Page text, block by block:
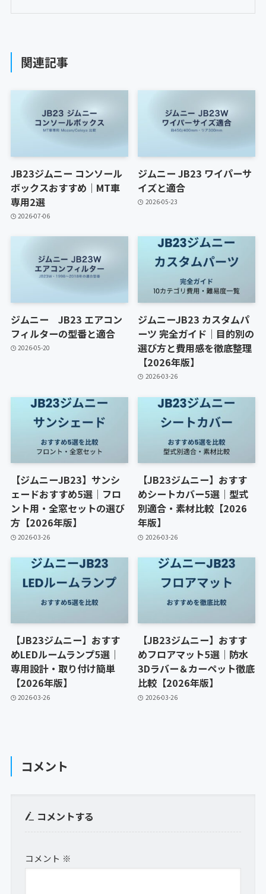
関連記事
JB23ジムニー コンソール
ボックスおすすめ｜MT車
専用2選
2026-07-06
ジムニー JB23 ワイパーサ
イズと適合
2026-05-23
ジムニー JB23 エアコン
フィルターの型番と適合
2026-05-20
ジムニーJB23 カスタムパ
ーツ 完全ガイド｜目的別の
選び方と費用感を徹底整理
【2026年版】
2026-03-26
【ジムニーJB23】サンシ
ェードおすすめ5選｜フロ
ント用・全窓セットの選び
方【2026年版】
2026-03-26
【JB23ジムニー】おすす
めシートカバー5選｜型式
別適合・素材比較【2026
年版】
2026-03-26
【JB23ジムニー】おすす
めLEDルームランプ5選｜
専用設計・取り付け簡単
【2026年版】
2026-03-26
【JB23ジムニー】おすす
めフロアマット5選｜防水
3Dラバー＆カーペット徹底
比較【2026年版】
2026-03-26
コメント
コメントする
コメント ※